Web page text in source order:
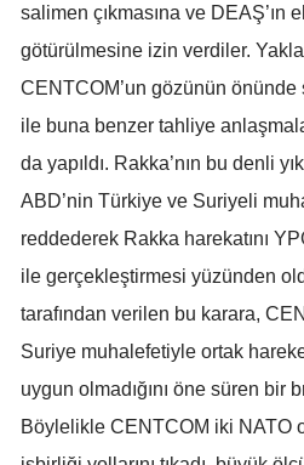
salimen çıkmasına ve DEAŞ’ın
götürülmesine izin verdiler.
CENTCOM’un gözünün önünde
ile buna benzer tahliye
da yapıldı. Rakka’nın bu denli
ABD’nin Türkiye ve Suriyeli
reddederek Rakka harekatını
ile gerçekleştirmesi yüzünden
tarafından verilen bu karara,
Suriye muhalefetiyle ortak
uygun olmadığını öne süren bir
Böylelikle CENTCOM iki NATO